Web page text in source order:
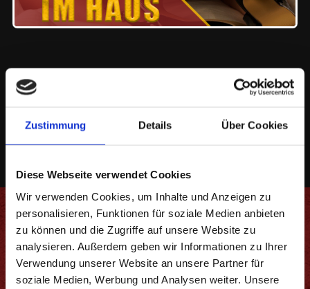
Zustimmung Details Über Cookies
Diese Webseite verwendet Cookies
Wir verwenden Cookies, um Inhalte und Anzeigen zu
personalisieren, Funktionen für soziale Medien anbieten
zu können und die Zugriffe auf unsere Website zu
analysieren. Außerdem geben wir Informationen zu Ihrer
Verwendung unserer Website an unsere Partner für
soziale Medien, Werbung und Analysen weiter. Unsere
Next
FKK MORGENLAND ULM
Steinbeisstraße 22